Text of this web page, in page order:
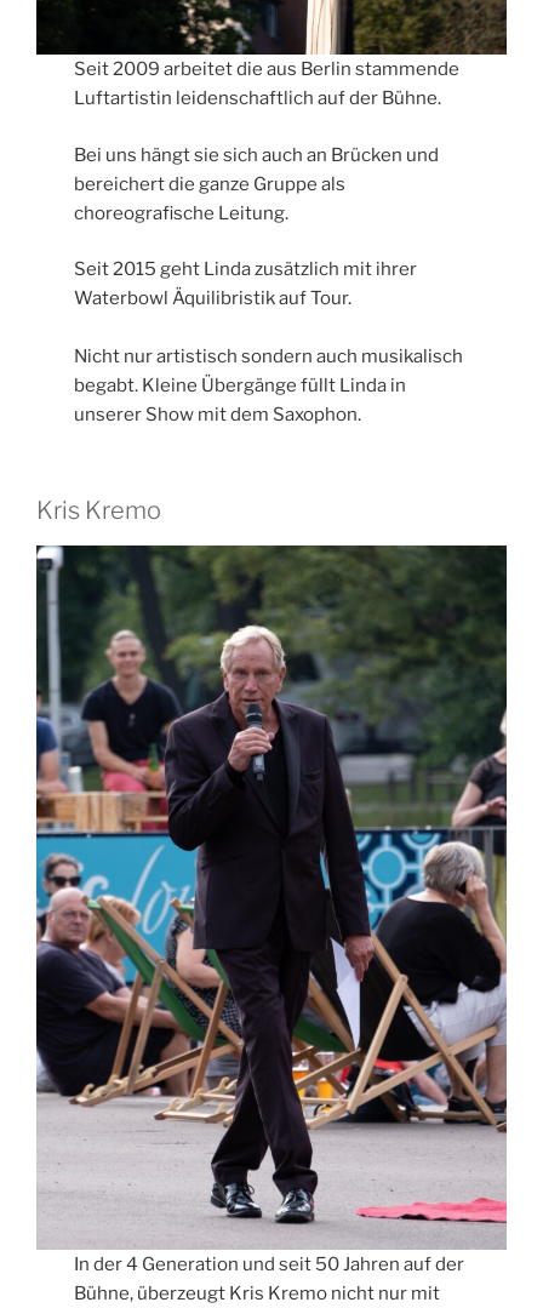
Seit 2009 arbeitet die aus Berlin stammende
Luftartistin leidenschaftlich auf der Bühne.
Bei uns hängt sie sich auch an Brücken und
bereichert die ganze Gruppe als
choreografische Leitung.
Seit 2015 geht Linda zusätzlich mit ihrer
Waterbowl Äquilibristik auf Tour.
Nicht nur artistisch sondern auch musikalisch
begabt. Kleine Übergänge füllt Linda in
unserer Show mit dem Saxophon.
Kris Kremo
In der 4 Generation und seit 50 Jahren auf der
Bühne, überzeugt Kris Kremo nicht nur mit